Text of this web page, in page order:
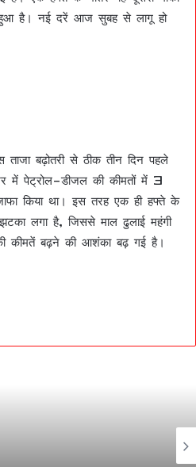
है। नई दरें आज सुबह से लागू हो
बढ़ोतरी से ठीक तीन दिन पहले
में पेट्रोल-डीजल की कीमतों में 3
किया था। इस तरह एक ही हफ्ते के
लगा है, जिससे माल ढुलाई महंगी
कीमतें बढ़ने की आशंका बढ़ गई है।